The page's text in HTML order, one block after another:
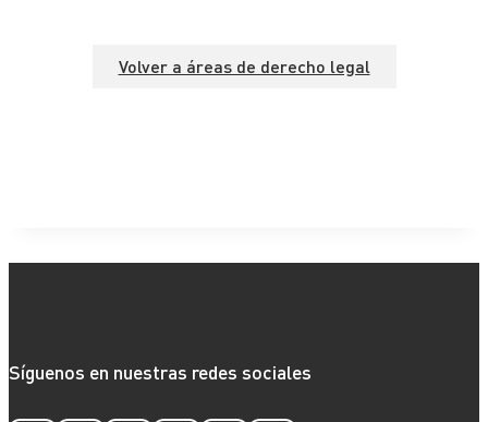
Volver a áreas de derecho legal
Síguenos en nuestras redes sociales